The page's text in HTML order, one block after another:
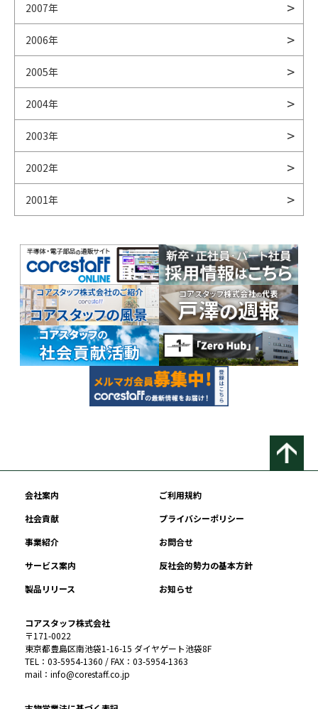
2007年
2006年
2005年
2004年
2003年
2002年
2001年
会社案内
ご利用規約
社会貢献
プライバシーポリシー
事業紹介
お問合せ
サービス案内
反社会的勢力の基本方針
製品リリース
お知らせ
コアスタッフ株式会社
〒171-0022
東京都豊島区南池袋1-16-15 ダイヤゲート池袋8F
TEL：03-5954-1360 / FAX：03-5954-1363
mail：info@corestaff.co.jp